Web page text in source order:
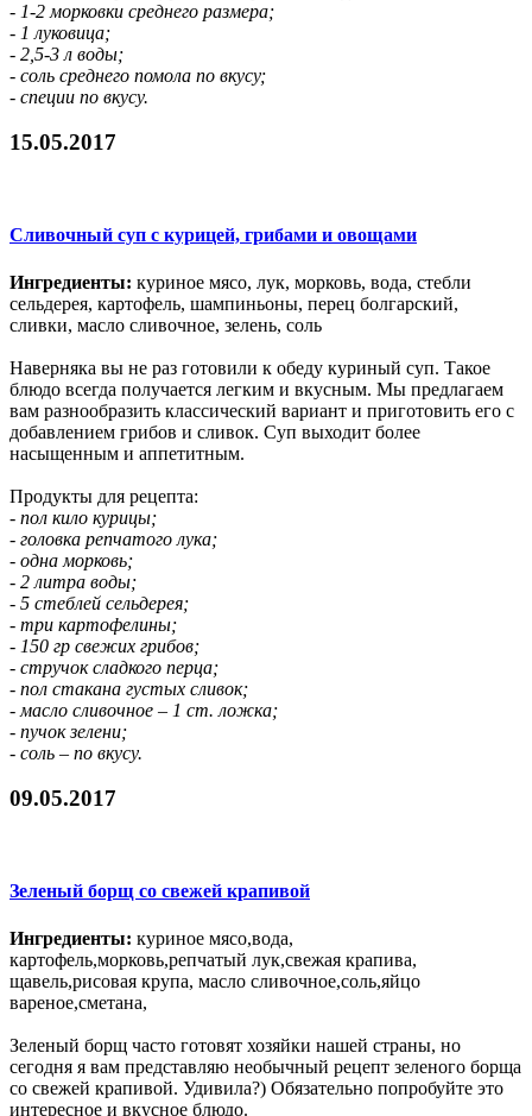
- 1-2 морковки среднего размера;
- 1 луковица;
- 2,5-3 л воды;
- соль среднего помола по вкусу;
- специи по вкусу.
15.05.2017
Сливочный суп с курицей, грибами и овощами
Ингредиенты: куриное мясо, лук, морковь, вода, стебли
сельдерея, картофель, шампиньоны, перец болгарский,
сливки, масло сливочное, зелень, соль
Наверняка вы не раз готовили к обеду куриный суп. Такое
блюдо всегда получается легким и вкусным. Мы предлагаем
вам разнообразить классический вариант и приготовить его с
добавлением грибов и сливок. Суп выходит более
насыщенным и аппетитным.
Продукты для рецепта:
- пол кило курицы;
- головка репчатого лука;
- одна морковь;
- 2 литра воды;
- 5 стеблей сельдерея;
- три картофелины;
- 150 гр свежих грибов;
- стручок сладкого перца;
- пол стакана густых сливок;
- масло сливочное – 1 ст. ложка;
- пучок зелени;
- соль – по вкусу.
09.05.2017
Зеленый борщ со свежей крапивой
Ингредиенты: куриное мясо,вода,
картофель,морковь,репчатый лук,свежая крапива,
щавель,рисовая крупа, масло сливочное,соль,яйцо
вареное,сметана,
Зеленый борщ часто готовят хозяйки нашей страны, но
сегодня я вам представляю необычный рецепт зеленого борща
со свежей крапивой. Удивила?) Обязательно попробуйте это
интересное и вкусное блюдо.